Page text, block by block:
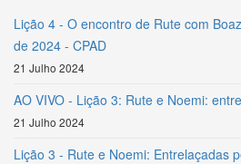
Lição 4 - O encontro de Rute com
de 2024 - CPAD
21 Julho 2024
AO VIVO - Lição 3: Rute e Noemi:
21 Julho 2024
Lição 3 - Rute e Noemi: Entrelaçadas